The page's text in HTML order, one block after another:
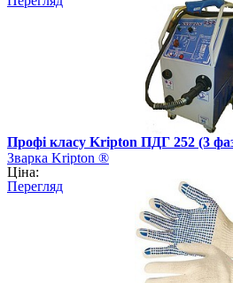
Профі класу Kripton ПДГ 252 (3
Зварка Kripton ®
Ціна:
Перегляд